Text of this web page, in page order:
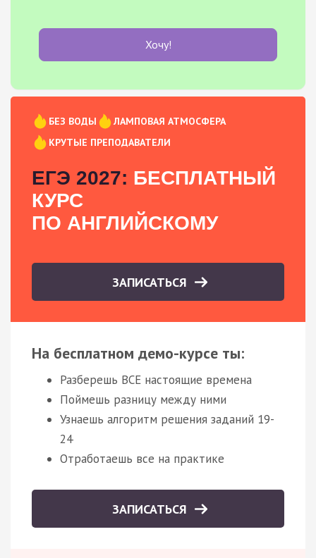
Хочу!
БЕЗ ВОДЫ
ЛАМПОВАЯ АТМОСФЕРА
КРУТЫЕ ПРЕПОДАВАТЕЛИ
ЕГЭ 2027: БЕСПЛАТНЫЙ
КУРС
ПО АНГЛИЙСКОМУ
ЗАПИСАТЬСЯ
На бесплатном демо-курсе ты:
Разберешь ВСЕ настоящие времена
Поймешь разницу между ними
Узнаешь алгоритм решения заданий 19-
24
Отработаешь все на практике
ЗАПИСАТЬСЯ